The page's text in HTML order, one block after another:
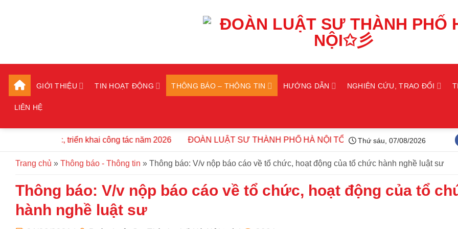
GIỚI THIỆU TIN HOẠT ĐỘNG THÔNG BÁO – THÔNG TIN HƯỚNG DẪN NGHIÊN CỨU, TRAO ĐỔI
LIÊN HỆ
tổ chức, triển khai công tác năm 2026 ĐOÀN LUẬT SƯ THÀNH PHỐ HÀ NỘI TỔ CHỨC LỄ KẾT NẠP LUẬT SƯ
Thứ sáu, 07/08/2026
Trang chủ » Thông báo - Thông tin » Thông báo: V/v nộp báo cáo về tổ chức, hoạt động của tổ chức hành nghề luật sư
Thông báo: V/v nộp báo cáo về tổ chức, hoạt động của tổ
hành nghề luật sư